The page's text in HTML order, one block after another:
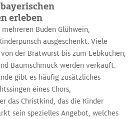
erleben
Buden Glühwein,
ausgeschenkt. Viele
der Bratwurst bis zum Lebkuchen,
Baumschmuck werden verkauft.
gibt es häufig zusätzliches
eines Chors,
das Christkind, das die Kinder
sein spezielles Angebot, welches